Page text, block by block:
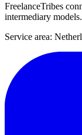
FreelanceTribes
intermediary
Service area: